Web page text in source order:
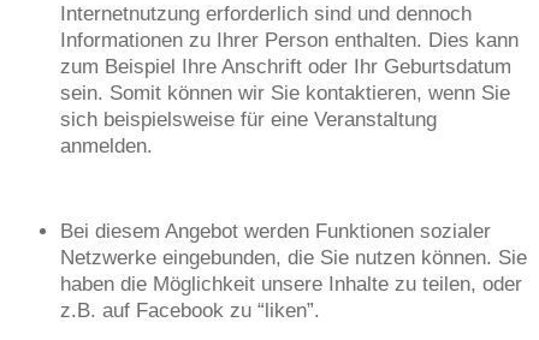
Internetnutzung erforderlich sind und dennoch
Informationen zu Ihrer Person enthalten. Dies kann
zum Beispiel Ihre Anschrift oder Ihr Geburtsdatum
sein. Somit können wir Sie kontaktieren, wenn Sie
sich beispielsweise für eine Veranstaltung
anmelden.
Bei diesem Angebot werden Funktionen sozialer
Netzwerke eingebunden, die Sie nutzen können. Sie
haben die Möglichkeit unsere Inhalte zu teilen, oder
z.B. auf Facebook zu “liken”.